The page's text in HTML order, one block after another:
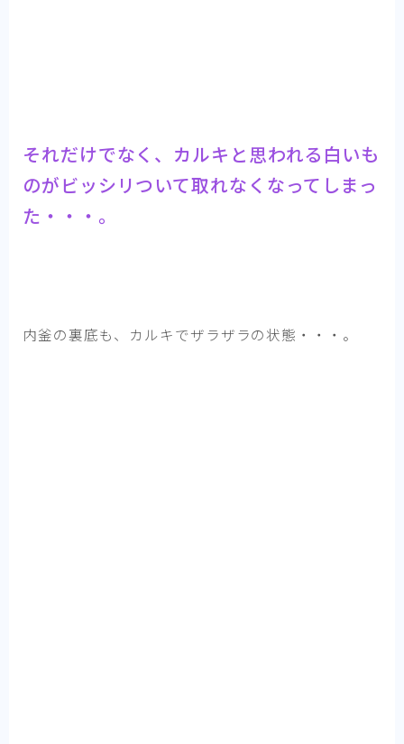
それだけでなく、カルキと思われる白いも
のがビッシリついて取れなくなってしまっ
た・・・。
内釜の裏底も、カルキでザラザラの状態・・・。